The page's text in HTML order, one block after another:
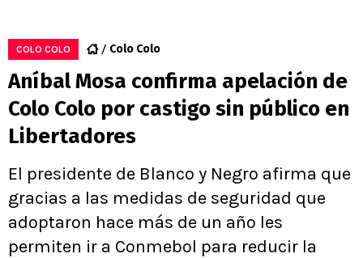
COLO COLO Colo Colo
Aníbal Mosa confirma apelación de
Colo Colo por castigo sin público en
Libertadores
El presidente de Blanco y Negro afirma que
gracias a las medidas de seguridad que
adoptaron hace más de un año les
permiten ir a Conmebol para reducir la